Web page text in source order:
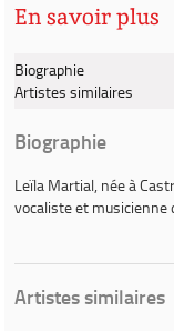
En savoir plus
Biographie
Artistes similaires
Biographie
Leïla Martial, née à
vocaliste et musicienne
Artistes similaires